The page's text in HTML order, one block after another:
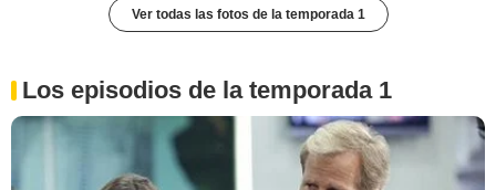
Ver todas las fotos de la temporada 1
Los episodios de la temporada 1